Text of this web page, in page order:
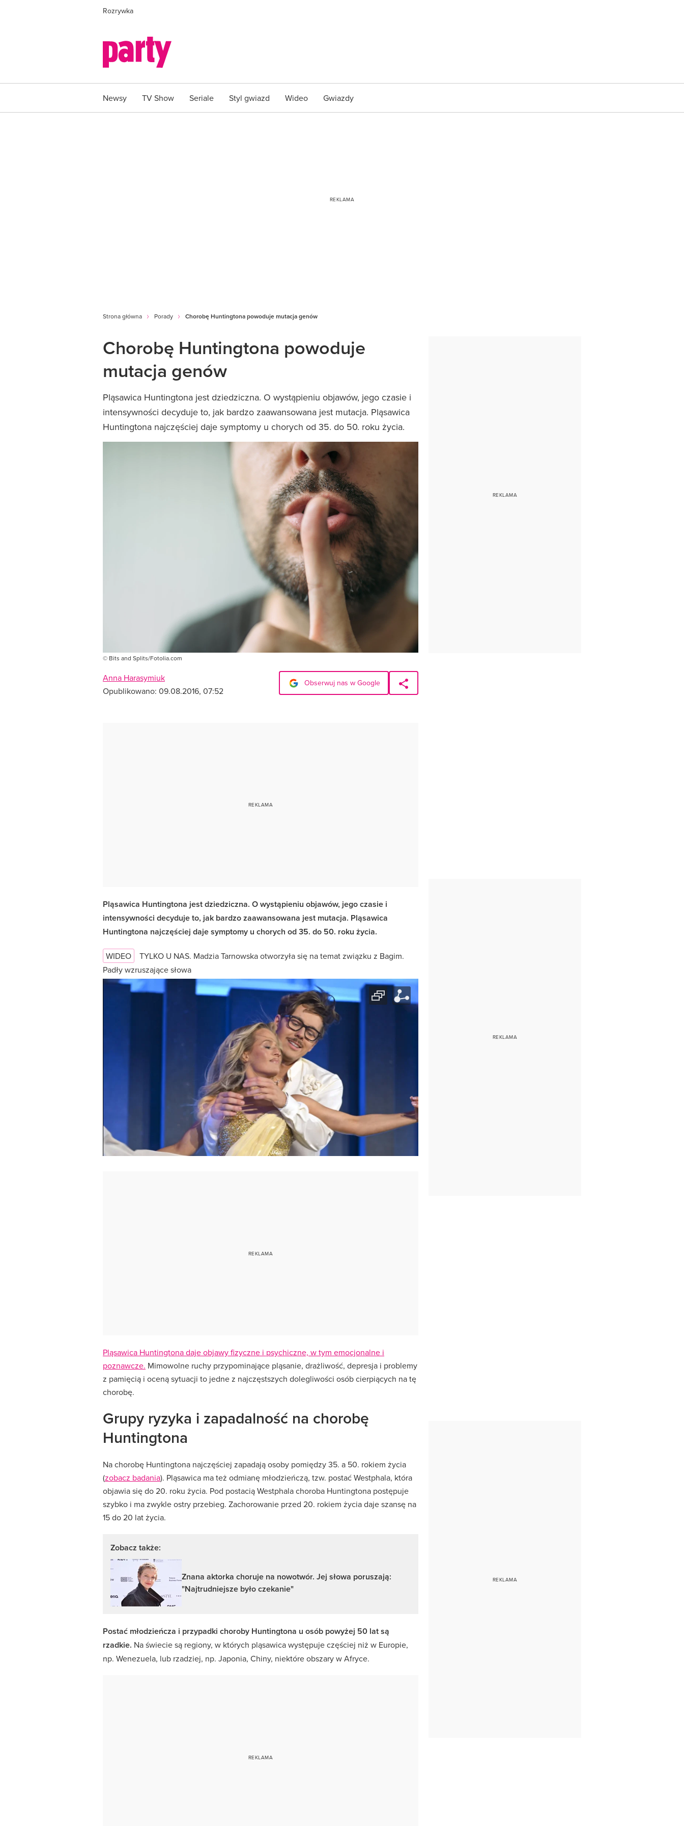
Rozrywka
Newsy TV Show Seriale Styl gwiazd Wideo Gwiazdy
Strona główna Porady Chorobę Huntingtona powoduje mutacja genów
Chorobę Huntingtona powoduje
mutacja genów
Pląsawica Huntingtona jest dziedziczna. O wystąpieniu objawów, jego czasie i
intensywności decyduje to, jak bardzo zaawansowana jest mutacja. Pląsawica
Huntingtona najczęściej daje symptomy u chorych od 35. do 50. roku życia.
© Bits and Splits/Fotolia.com
Anna Harasymiuk
Opublikowano: 09.08.2016, 07:52
Obserwuj nas w Google
Pląsawica Huntingtona jest dziedziczna. O wystąpieniu objawów, jego czasie i
intensywności decyduje to, jak bardzo zaawansowana jest mutacja. Pląsawica
Huntingtona najczęściej daje symptomy u chorych od 35. do 50. roku życia.
WIDEO
TYLKO U NAS. Madzia Tarnowska otworzyła się na temat związku z Bagim.
Padły wzruszające słowa
Pląsawica Huntingtona daje objawy fizyczne i psychiczne, w tym emocjonalne i
poznawcze. Mimowolne ruchy przypominające pląsanie, drażliwość, depresja i problemy
z pamięcią i oceną sytuacji to jedne z najczęstszych dolegliwości osób cierpiących na tę
chorobę.
Grupy ryzyka i zapadalność na chorobę
Huntingtona
Na chorobę Huntingtona najczęściej zapadają osoby pomiędzy 35. a 50. rokiem życia
(zobacz badania). Pląsawica ma też odmianę młodzieńczą, tzw. postać Westphala, która
objawia się do 20. roku życia. Pod postacią Westphala choroba Huntingtona postępuje
szybko i ma zwykle ostry przebieg. Zachorowanie przed 20. rokiem życia daje szansę na
15 do 20 lat życia.
Zobacz także:
Znana aktorka choruje na nowotwór. Jej słowa poruszają:
"Najtrudniejsze było czekanie"
Postać młodzieńcza i przypadki choroby Huntingtona u osób powyżej 50 lat są
rzadkie. Na świecie są regiony, w których pląsawica występuje częściej niż w Europie,
np. Wenezuela, lub rzadziej, np. Japonia, Chiny, niektóre obszary w Afryce.